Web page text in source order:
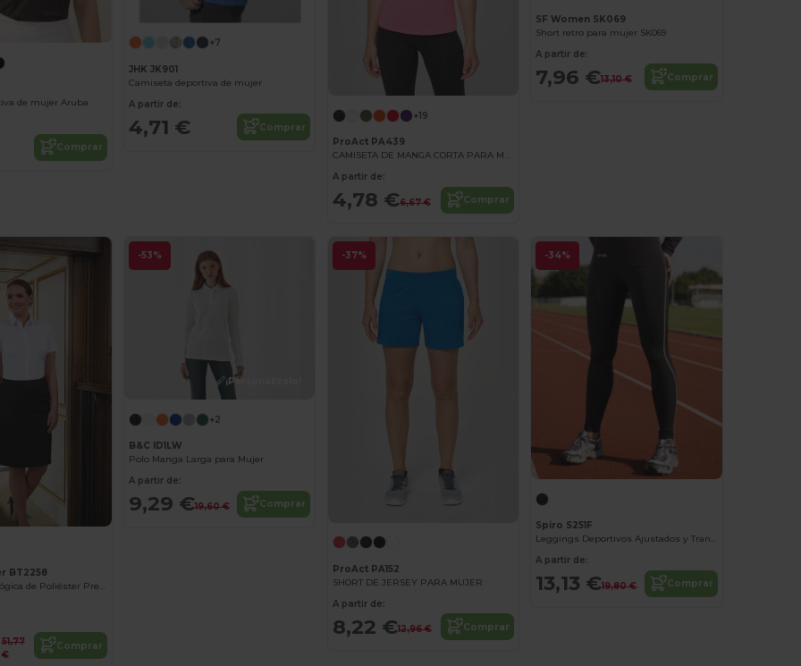
de mujer Aruba
Comprar
+7
JHK JK901
Camiseta deportiva de mujer
A partir de:
4,71 € Comprar
+19
ProAct PA439
CAMISETA DE MANGA CORTA PARA MUJER
A partir de:
4,78 €6,67 € Comprar
SF Women SK069
Short retro para mujer SK069
A partir de:
7,96 €13,10 € Comprar
BT2258
Falda Recta Ecológica de Poliéster Premium
51,77
€
Comprar
-53%
¡Personalízalo!
+2
B&C ID1LW
Polo Manga Larga para Mujer
A partir de:
9,29 €19,60 € Comprar
-37%
ProAct PA152
SHORT DE JERSEY PARA MUJER
A partir de:
8,22 €12,96 € Comprar
-34%
Spiro S251F
Leggings Deportivos Ajustados y Transpirables
A partir de:
13,13 €19,80 € Comprar